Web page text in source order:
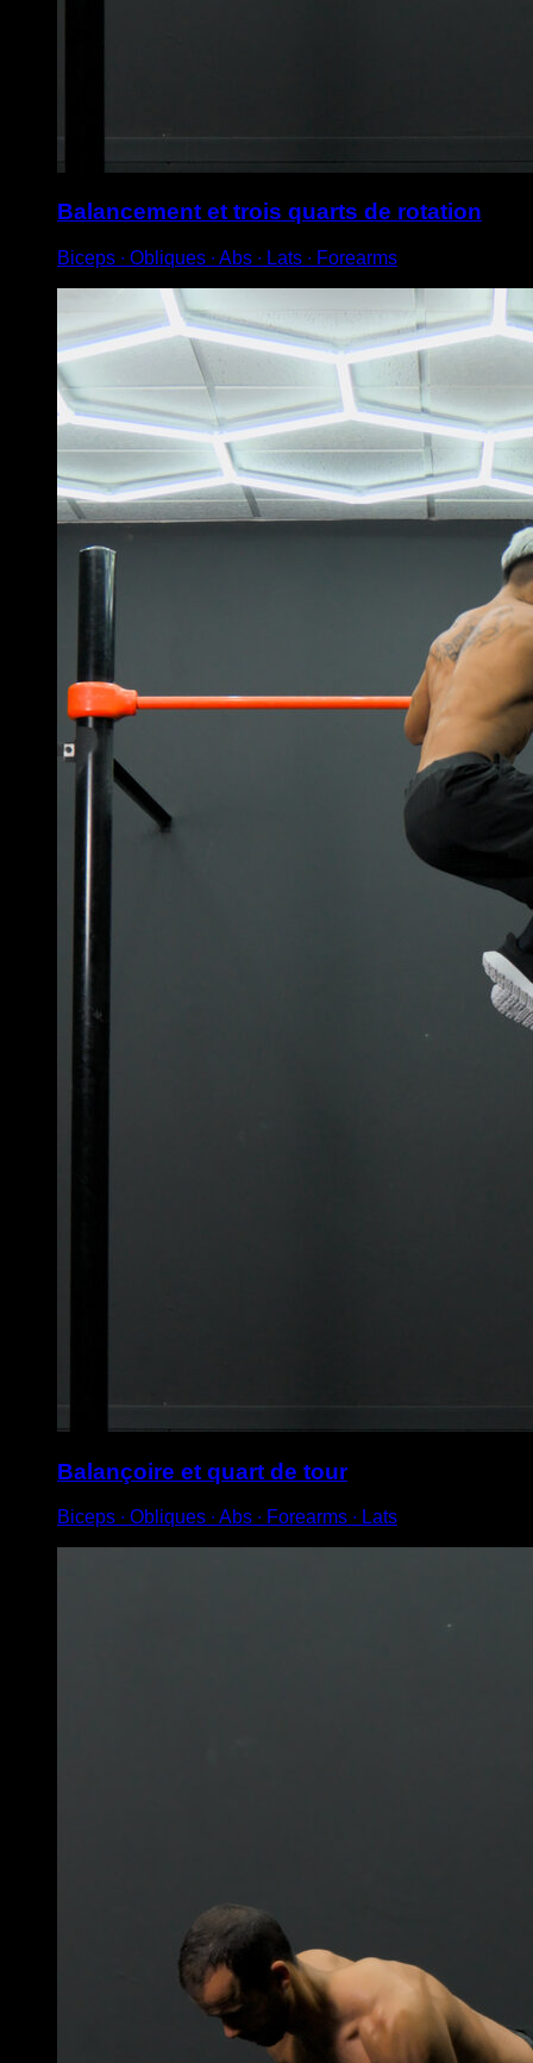
Balancement et trois quarts de rotation
Biceps ∙ Obliques ∙ Abs ∙ Lats ∙ Forearms
Balançoire et quart de tour
Biceps ∙ Obliques ∙ Abs ∙ Forearms ∙ Lats